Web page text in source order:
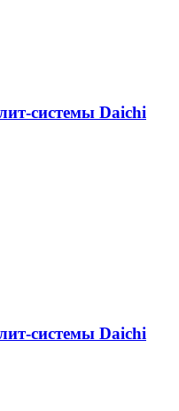
системы Daichi
системы Daichi